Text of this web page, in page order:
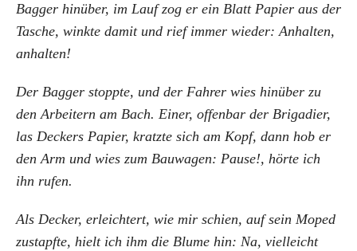
Bagger hinüber, im Lauf zog er ein Blatt Papier aus der
Tasche, winkte damit und rief immer wieder: Anhalten,
anhalten!
Der Bagger stoppte, und der Fahrer wies hinüber zu
den Arbeitern am Bach. Einer, offenbar der Brigadier,
las Deckers Papier, kratzte sich am Kopf, dann hob er
den Arm und wies zum Bauwagen: Pause!, hörte ich
ihn rufen.
Als Decker, erleichtert, wie mir schien, auf sein Moped
zustapfte, hielt ich ihm die Blume hin: Na, vielleicht